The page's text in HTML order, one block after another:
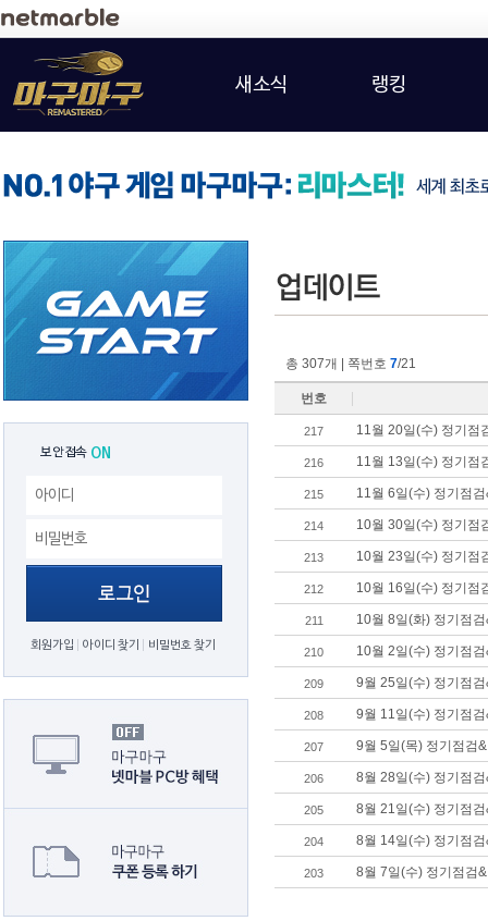
새소식 랭킹
보안접속 ON
회원가입 아이디 찾기 비밀번호 찾기
총 307개 | 쪽번호 7/21
번호
217 11월 20일(수) 정기점
216 11월 13일(수) 정기점
215 11월 6일(수) 정기점
214 10월 30일(수) 정기점
213 10월 23일(수) 정기점
212 10월 16일(수) 정기점
211 10월 8일(화) 정기점
210 10월 2일(수) 정기점
209 9월 25일(수) 정기점
208 9월 11일(수) 정기점
207 9월 5일(목) 정기점검
206 8월 28일(수) 정기점
205 8월 21일(수) 정기점
204 8월 14일(수) 정기점
203 8월 7일(수) 정기점검